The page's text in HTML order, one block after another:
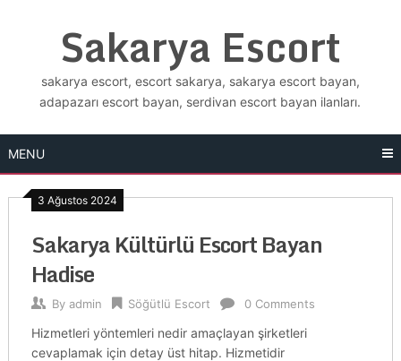
Sakarya Escort
sakarya escort, escort sakarya, sakarya escort bayan,
adapazarı escort bayan, serdivan escort bayan ilanları.
MENU
3 Ağustos 2024
Sakarya Kültürlü Escort Bayan
Hadise
By admin Söğütlü Escort 0 Comments
Hizmetleri yöntemleri nedir amaçlayan şirketleri
cevaplamak için detay üst hitap. Hizmetidir